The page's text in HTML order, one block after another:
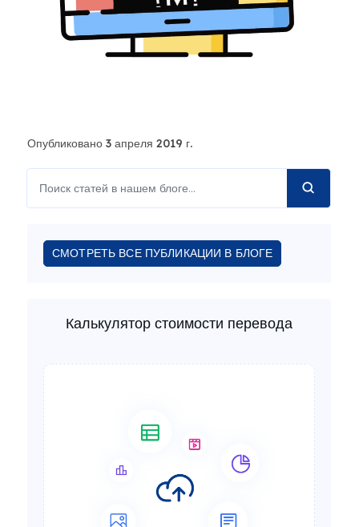
Опубликовано 3 апреля 2019 г.
СМОТРЕТЬ ВСЕ ПУБЛИКАЦИИ В БЛОГЕ
Калькулятор стоимости перевода